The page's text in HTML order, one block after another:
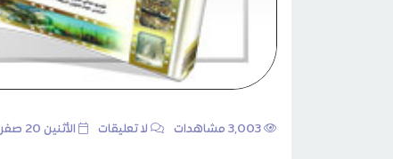
لا تعليقات الأثنين 20 صفر 1435هـ 23 ديسمبر 2013م